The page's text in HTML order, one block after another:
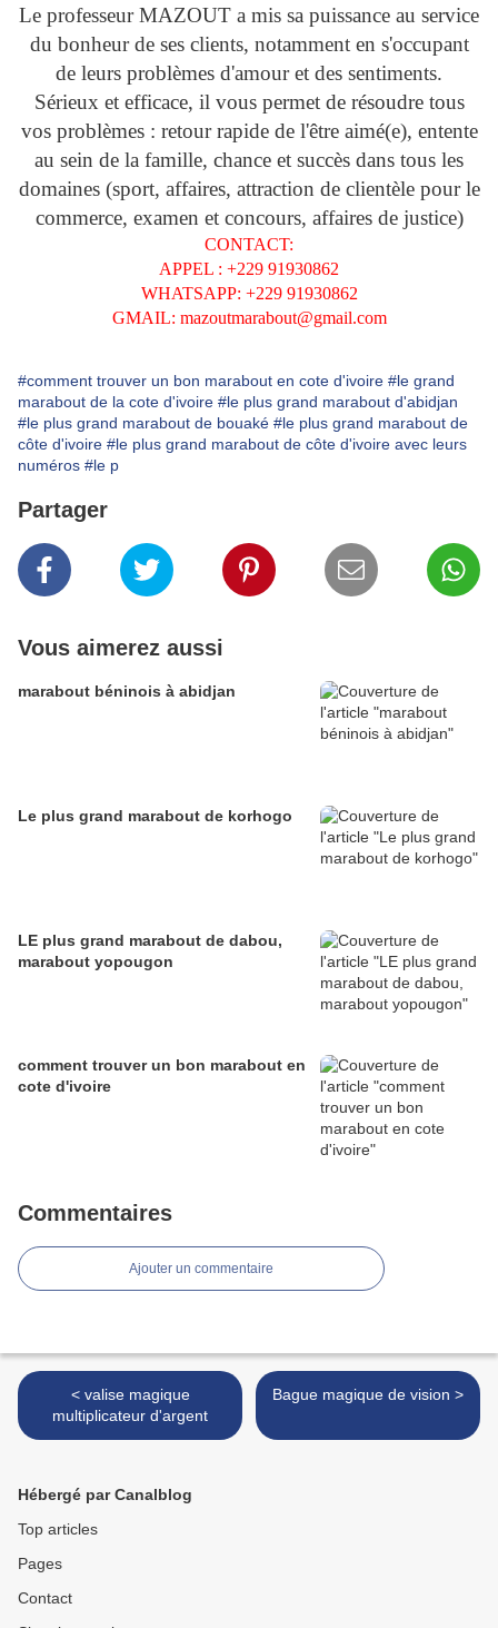
Le professeur MAZOUT a mis sa puissance au service
du bonheur de ses clients, notamment en s'occupant
de leurs problèmes d'amour et des sentiments.
Sérieux et efficace, il vous permet de résoudre tous
vos problèmes : retour rapide de l'être aimé(e), entente
au sein de la famille, chance et succès dans tous les
domaines (sport, affaires, attraction de clientèle pour le
commerce, examen et concours, affaires de justice)
CONTACT:
APPEL : +229 91930862
WHATSAPP: +229 91930862
GMAIL: mazoutmarabout@gmail.com
#comment trouver un bon marabout en cote d'ivoire #le grand
marabout de la cote d'ivoire #le plus grand marabout d'abidjan
#le plus grand marabout de bouaké #le plus grand marabout de
côte d'ivoire #le plus grand marabout de côte d'ivoire avec leurs
numéros #le p
Partager
Vous aimerez aussi
marabout béninois à abidjan
Le plus grand marabout de korhogo
LE plus grand marabout de dabou,
marabout yopougon
comment trouver un bon marabout en
cote d'ivoire
Commentaires
Ajouter un commentaire
< valise magique
multiplicateur d'argent
Bague magique de vision >
Hébergé par Canalblog
Top articles
Pages
Contact